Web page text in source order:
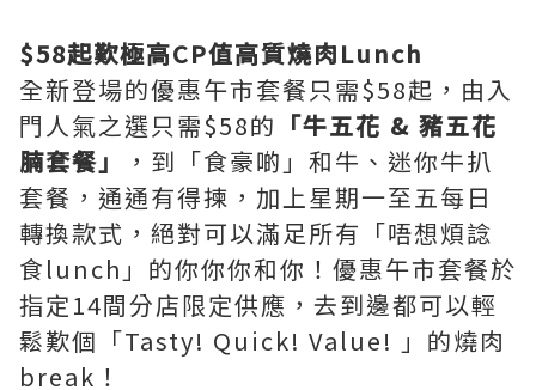
$58起歎極高CP值高質燒肉Lunch
全新登場的優惠午市套餐只需$58起，由入
門人氣之選只需$58的 「牛五花 & 豬五花
腩套餐」
，到「食豪啲」和牛、迷你牛扒
套餐，通通有得揀，加上星期一至五每日
轉換款式，絕對可以滿足所有「唔想煩諗
食lunch」的你你你和你！優惠午市套餐於
指定14間分店限定供應，去到邊都可以輕
鬆歎個「Tasty! Quick! Value! 」的燒肉
break！